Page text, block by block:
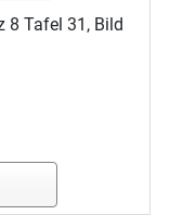
8 Tafel 31, Bild